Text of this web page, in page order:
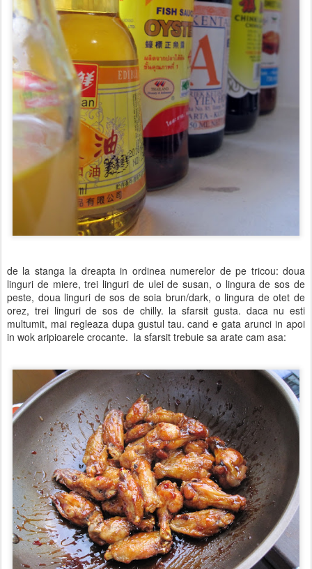
de la stanga la dreapta in ordinea numerelor de pe tricou: doua
linguri de miere, trei linguri de ulei de susan, o lingura de sos de
peste, doua linguri de sos de soia brun/dark, o lingura de otet de
orez, trei linguri de sos de chilly. la sfarsit gusta. daca nu esti
multumit, mai regleaza dupa gustul tau. cand e gata arunci in apoi
in wok aripioarele crocante. la sfarsit trebuie sa arate cam asa: